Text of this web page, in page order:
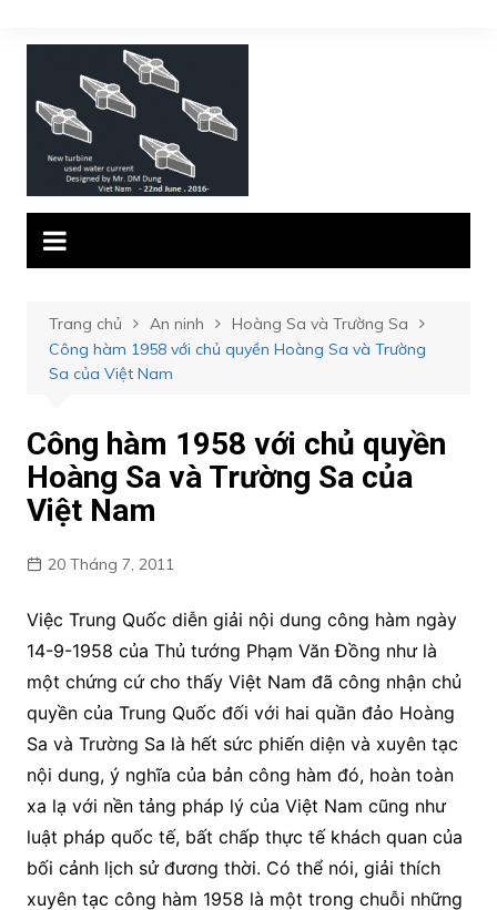
đến
Trang chủ An ninh
Hoàng Sa và Trường Sa
Công hàm 1958 với chủ quyền Hoàng Sa và Trường
Sa của Việt Nam
Công hàm 1958 với chủ quyền
Hoàng Sa và Trường Sa của
Việt Nam
20 Tháng 7, 2011
Việc Trung Quốc diễn giải nội dung công hàm ngày
14-9-1958 của Thủ tướng Phạm Văn Đồng như là
một chứng cứ cho thấy Việt Nam đã công nhận chủ
quyền của Trung Quốc đối với hai quần đảo Hoàng
Sa và Trường Sa là hết sức phiến diện và xuyên tạc
nội dung, ý nghĩa của bản công hàm đó, hoàn toàn
xa lạ với nền tảng pháp lý của Việt Nam cũng như
luật pháp quốc tế, bất chấp thực tế khách quan của
bối cảnh lịch sử đương thời. Có thể nói, giải thích
xuyên tạc công hàm 1958 là một trong chuỗi những